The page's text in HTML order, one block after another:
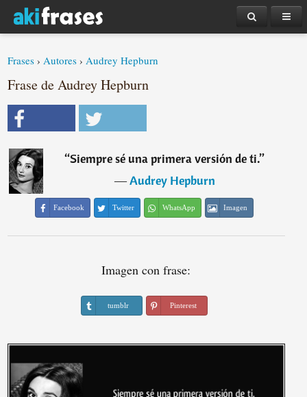
Frases ›Autores ›Audrey Hepburn
Frase de Audrey Hepburn
“Siempre sé una primera versión de ti.”
―Audrey Hepburn
Facebook Twitter WhatsApp Imagen
Imagen con frase:
tumblr Pinterest